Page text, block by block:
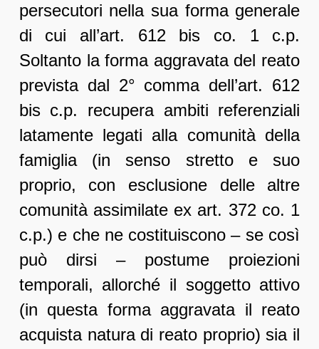
persecutori nella sua forma generale
di cui all’art. 612 bis co. 1 c.p.
Soltanto la forma aggravata del reato
prevista dal 2° comma dell’art. 612
bis c.p. recupera ambiti referenziali
latamente legati alla comunità della
famiglia (in senso stretto e suo
proprio, con esclusione delle altre
comunità assimilate ex art. 372 co. 1
c.p.) e che ne costituiscono – se così
può dirsi – postume proiezioni
temporali, allorché il soggetto attivo
(in questa forma aggravata il reato
acquista natura di reato proprio) sia il